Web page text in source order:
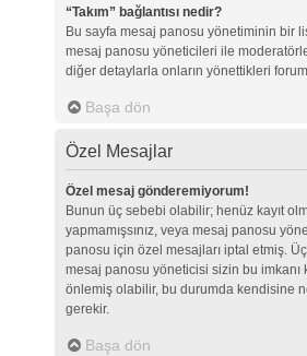
“Takım” bağlantısı nedir?
Bu sayfa mesaj panosu yönetiminin bir
mesaj panosu yöneticileri ile
diğer detaylarla onların yönettikleri
Başa dön
Özel Mesajlar
Özel mesaj gönderemiyorum!
Bunun üç sebebi olabilir; henüz kayıt
yapmamışsınız, veya mesaj panosu
panosu için özel mesajları iptal etmiş.
mesaj panosu yöneticisi sizin bu imkanı
önlemiş olabilir, bu durumda kendisine
gerekir.
Başa dön